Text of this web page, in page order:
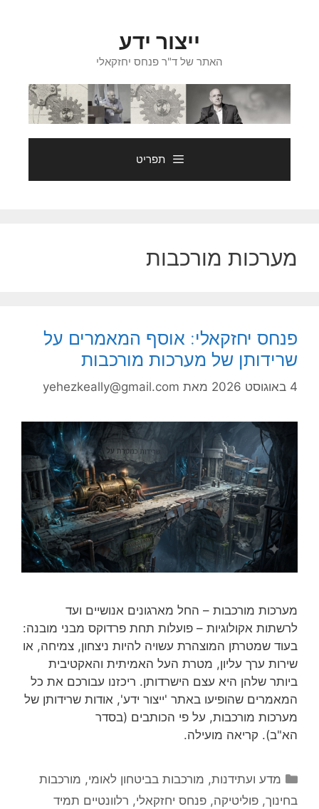
ייצור ידע
האתר של ד"ר פנחס יחזקאלי
תפריט
מערכות מורכבות
פנחס יחזקאלי: אוסף המאמרים על
שרידותן של מערכות מורכבות
4 באוגוסט 2026 מאת yehezkeally@gmail.com
מערכות מורכבות – החל מארגונים אנושיים ועד
לרשתות אקולוגיות – פועלות תחת פרדוקס מבני מובנה:
בעוד שמטרתן המוצהרת עשויה להיות ניצחון, צמיחה, או
שירות ערך עליון, מטרת העל האמיתית והאקטיבית
ביותר שלהן היא עצם הישרדותן. ריכזנו עבורכם את כל
המאמרים שהופיעו באתר 'ייצור ידע', אודות שרידותן של
מערכות מורכבות, על פי הכותבים (בסדר
הא"ב). קריאה מועילה.
קטגוריות
מדע ועתידנות, מורכבות בביטחון לאומי, מורכבות
בחינוך, פוליטיקה, פנחס יחזקאלי, רלוונטיים תמיד